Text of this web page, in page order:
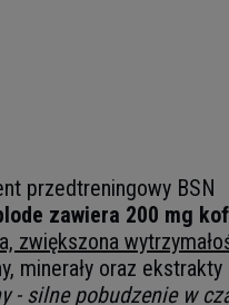
przedtreningowy BSN
zawiera 200 mg
zwiększona
minerały oraz
- silne pobudzenie w